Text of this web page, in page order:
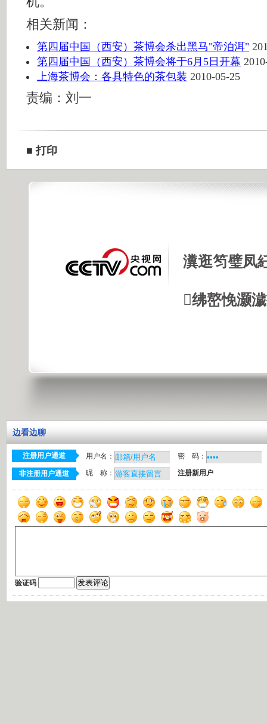
相关新闻：
第四届中国（西安）茶博会杀出黑马"帝泊洱"
第四届中国（西安）茶博会将于6月5日开幕
上海茶博会：各具特色的茶包装 2010-05-25
责编：刘一
■打印
瀵逛笉璧凤
绋嶅悗灏
边看边聊
注册用户通道 用户名： 密 码：
非注册用户通道 昵 称： 注册新用户
验证码: